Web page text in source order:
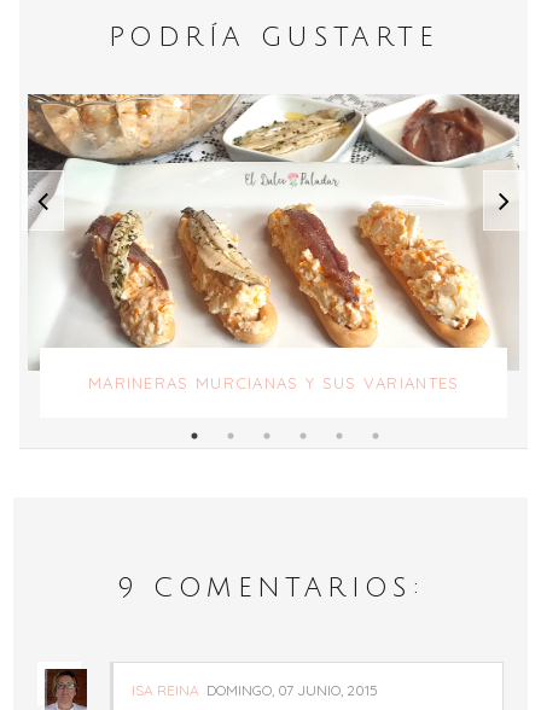
PODRÍA GUSTARTE
MARINERAS MURCIANAS Y SUS VARIANTES
9 COMENTARIOS:
ISA REINA DOMINGO, 07 JUNIO, 2015